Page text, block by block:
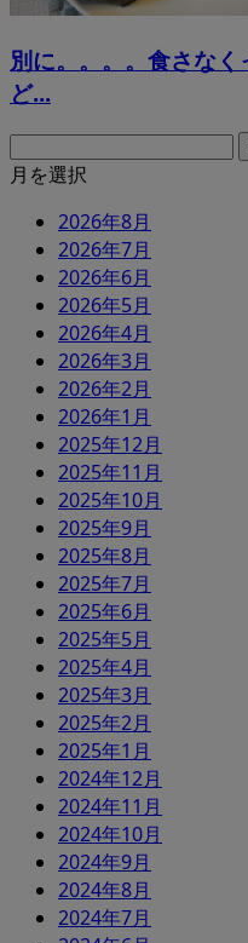
別に。。。。食さな
ど...
月を選択
2026年8月
2026年7月
2026年6月
2026年5月
2026年4月
2026年3月
2026年2月
2026年1月
2025年12月
2025年11月
2025年10月
2025年9月
2025年8月
2025年7月
2025年6月
2025年5月
2025年4月
2025年3月
2025年2月
2025年1月
2024年12月
2024年11月
2024年10月
2024年9月
2024年8月
2024年7月